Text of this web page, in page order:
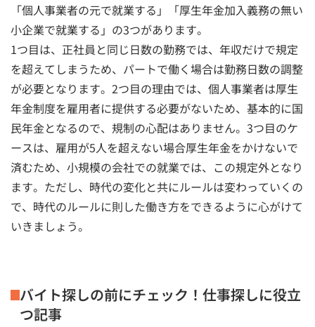
「個人事業者の元で就業する」「厚生年金加入義務の無い
小企業で就業する」の3つがあります。
1つ目は、正社員と同じ日数の勤務では、年収だけで規定
を超えてしまうため、パートで働く場合は勤務日数の調整
が必要となります。2つ目の理由では、個人事業者は厚生
年金制度を雇用者に提供する必要がないため、基本的に国
民年金となるので、規制の心配はありません。3つ目のケ
ースは、雇用が5人を超えない場合厚生年金をかけないで
済むため、小規模の会社での就業では、この規定外となり
ます。ただし、時代の変化と共にルールは変わっていくの
で、時代のルールに則した働き方をできるように心がけて
いきましょう。
バイト探しの前にチェック！仕事探しに役立
つ記事